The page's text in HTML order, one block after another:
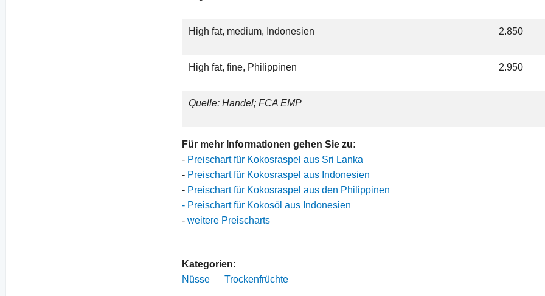
High fat, medium, Indonesien 2.850
High fat, fine, Philippinen 2.950
Quelle: Handel; FCA EMP
Für mehr Informationen gehen Sie zu:
- Preischart für Kokosraspel aus Sri Lanka
- Preischart für Kokosraspel aus Indonesien
- Preischart für Kokosraspel aus den Philippinen
- Preischart für Kokosöl aus Indonesien
-weitere Preischarts
Kategorien:
Nüsse
Trockenfrüchte